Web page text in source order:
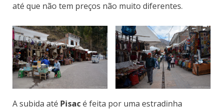
até que não tem preços não muito diferentes.
A subida até Pisacé feita por uma estradinha